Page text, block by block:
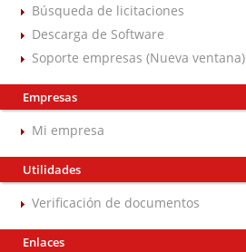
Búsqueda de licitaciones
Descarga de Software
Soporte empresas (Nueva ventana)
Empresas
Mi empresa
Utilidades
Verificación de documentos
Enlaces